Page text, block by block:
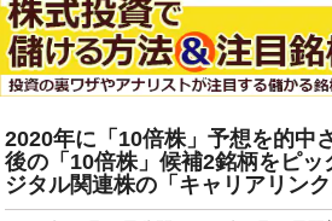
2020年に「10倍株」予想を的中
後の「10倍株」候補2銘柄をピ
ジタル関連株の「キャリアリン